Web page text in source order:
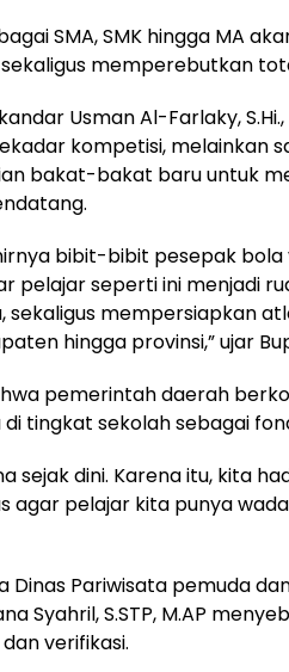
SMA, SMK hingga MA
memperebutkan
Usman Al-Farlaky,
kompetisi, melainkan
bakat-bakat baru untuk
bibit-bibit pesepak
pelajar seperti ini menjadi
sekaligus mempersiapkan
hingga provinsi,” ujar
pemerintah daerah
tingkat sekolah sebagai
sejak dini. Karena itu, kita
agar pelajar kita punya
Dinas Pariwisata pemuda
Syahril, S.STP, M.AP
verifikasi.